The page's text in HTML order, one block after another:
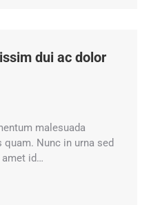
dui ac dolor
malesuada
Nunc in urna sed
amet id…